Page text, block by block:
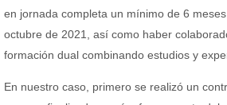
en jornada completa un mínimo de 6
octubre de 2021, así como haber
formación dual combinando estudios y
En nuestro caso, primero se realizó un